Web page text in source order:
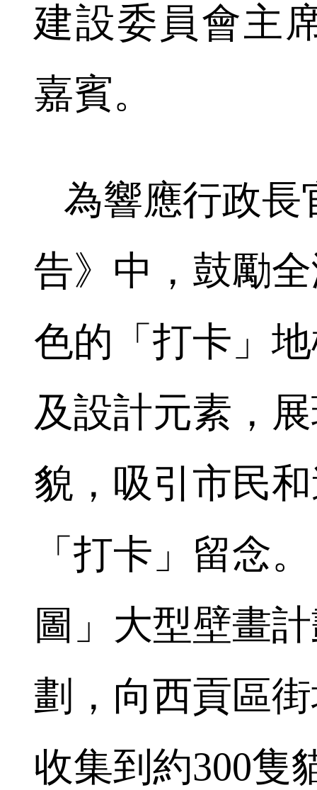
建設委員會主
嘉賓。
為響應行政長
告》中，鼓勵
色的「打卡」
及設計元素，
貌，吸引市民
「打卡」留念
圖」大型壁畫
劃，向西貢區
收集到約300隻